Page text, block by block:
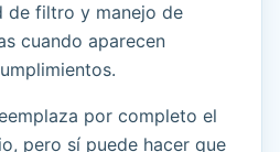
de filtro y manejo de
cuando aparecen
por completo el
pero sí puede hacer que